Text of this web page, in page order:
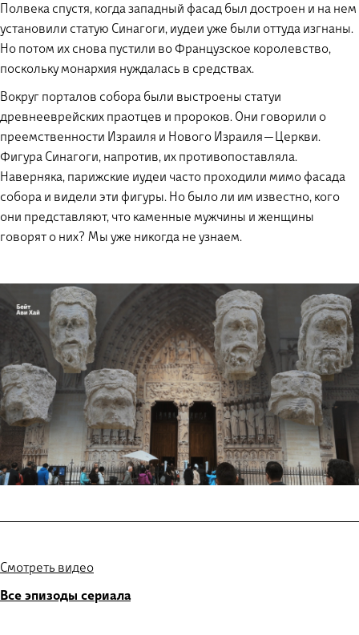
Полвека спустя, когда западный фасад был достроен и на нем
установили статую Синагоги, иудеи уже были оттуда изгнаны.
Но потом их снова пустили во Французское королевство,
поскольку монархия нуждалась в средствах.
Вокруг порталов собора были выстроены статуи
древнееврейских праотцев и пророков. Они говорили о
преемственности Израиля и Нового Израиля — Церкви.
Фигура Синагоги, напротив, их противопоставляла.
Наверняка, парижские иудеи часто проходили мимо фасада
собора и видели эти фигуры. Но было ли им известно, кого
они представляют, что каменные мужчины и женщины
говорят о них? Мы уже никогда не узнаем.
Смотреть видео
Все эпизоды сериала